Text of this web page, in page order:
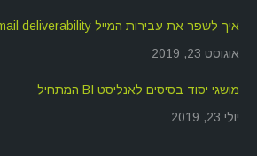
איך לשפר את עבירות המייל Email deliverability שאתם שולחים
אוגוסט 23, 2019
מושגי יסוד בסיסים לאנליסט BI המתחיל
יולי 23, 2019